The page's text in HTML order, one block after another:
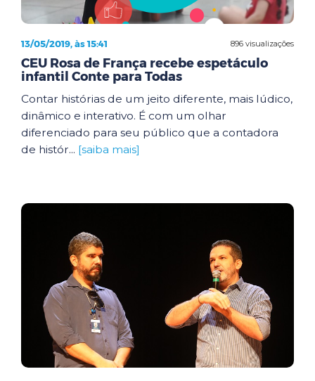
896 visualizações
13/05/2019, às 15:41
CEU Rosa de França recebe espetáculo
infantil Conte para Todas
Contar histórias de um jeito diferente, mais lúdico,
dinâmico e interativo. É com um olhar
diferenciado para seu público que a contadora
de histór... [saiba mais]